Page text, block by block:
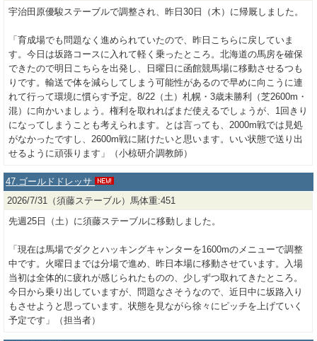
宇治田原優駿ステーブルで調整され、昨日30日（木）に帰厩しました。
「育成場でも問題なく進められていたので、昨日こちらに戻していま
す。今日は坂路コースに入れて軽く乗ったところ。北海道の馬房を確保
できたので明日こちらを出発し、日曜日に函館競馬場に移動させるつも
りです。輸送で体を減らしてしまう可能性があるので早めに向こうに連
れて行って環境に慣らす予定。8/22（土）札幌・3歳未勝利（芝2600m・
混）に向かいましょう。権利を取れればまだ使えるでしょうが、1回きり
になってしまうことも考えられます。とは言っても、2000m戦では見処
がなかったですし、2600m戦に賭けたいと思います。いい状態で送り出
せるように頑張ります」（小椋研介調教師）
47.ゴールドドレッサ
2026/7/31（須藤ステーブル）馬体重:451
先週25日（土）に須藤ステーブルに移動しました。
「現在は馬場でダクとハッキングキャンターを1600mのメニューで調整
中です。火曜日までは分場で進め、昨日本場に移動させています。入場
当初は全体的に疲れが感じられたものの、少しずつ取れてきたところ。
今日から乗り出していますが、問題なさそうなので、近日中に坂路入り
もさせようと思っています。状態を見ながら徐々にピッチを上げていく
予定です」（担当者）